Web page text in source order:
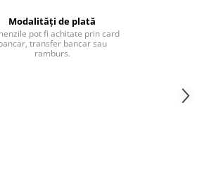
Modalități de plată
pot fi achitate prin card
transfer bancar sau
ramburs.